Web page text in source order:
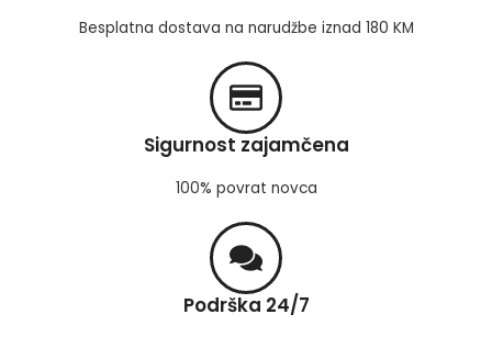
Besplatna dostava na narudžbe iznad 180 KM
Sigurnost zajamčena
100% povrat novca
Podrška 24/7